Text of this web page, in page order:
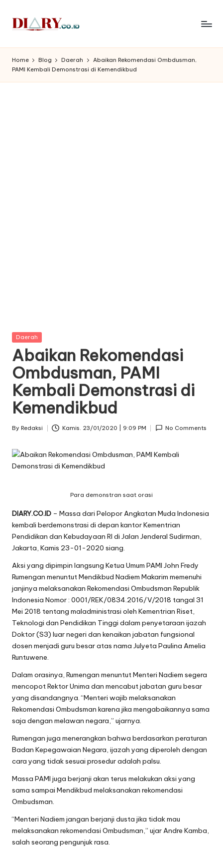
Skip
D
i
a
Indonesia
Home Blog Daerah
Abaikan Rekomendasi Ombdusman,
PAMI Kembali Demonstrasi di Kemendikbud
Posted
Daerah
Abaikan Rekomendasi
Ombdusman, PAMI
Kembali Demonstrasi di
Kemendikbud
Posted
By Redaksi Kamis. 23/01/2020 | 9:09 PM No Comments
Para demonstran saat orasi
DIARY.CO.ID – Massa dari Pelopor Angkatan Muda Indonesia
kembali berdemonstrasi di depan kantor Kementrian
Pendidikan dan Kebudayaan RI di Jalan Jenderal Sudirman,
Jakarta, Kamis 23-01-2020 siang.
Aksi yang dipimpin langsung Ketua Umum PAMI John Fredy
Rumengan menuntut Mendikbud Nadiem Makarim memenuhi
janjinya melaksanakan Rekomendasi Ombudsman Republik
Indonesia Nomor : 0001/REK/0834.2016/V/2018 tangal 31
Mei 2018 tentang maladministrasi oleh Kementrian Riset,
Teknologi dan Pendidikan Tinggi dalam penyetaraan ijazah
Doktor (S3) luar negeri dan kenaikan jabatan fungsional
dosen menjadi guru besar atas nama Julyeta Paulina Amelia
Runtuwene.
Dalam orasinya, Rumengan menuntut Menteri Nadiem segera
mencopot Rektor Unima dan mencabut jabatan guru besar
yang disandangnya. “Menteri wajib melaksanakan
Rekomendasi Ombudsman karena jika mengabaikannya sama
saja dengan melawan negara,” ujarnya.
Rumengan juga menerangkan bahwa berdasarkan peraturan
Badan Kepegawaian Negara, ijazah yang diperoleh dengan
cara yang tidak sesuai prosedur adalah palsu.
Massa PAMI juga berjanji akan terus melakukan aksi yang
sama sampai Mendikbud melaksanakan rekomendasi
Ombudsman.
“Menteri Nadiem jangan berjanji dusta jika tidak mau
melaksanakan rekomendasi Ombudsman,” ujar Andre Kamba,
salah seorang pengunjuk rasa.